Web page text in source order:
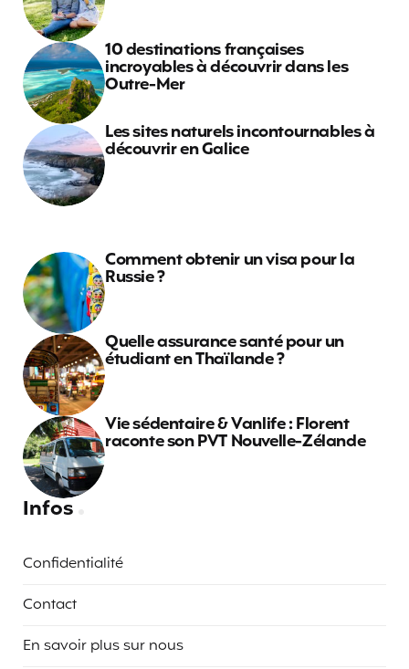
10 destinations françaises
incroyables à découvrir dans les
Outre-Mer
Les sites naturels incontournables à
découvrir en Galice
Comment obtenir un visa pour la
Russie ?
Quelle assurance santé pour un
étudiant en Thaïlande ?
Vie sédentaire & Vanlife : Florent
raconte son PVT Nouvelle-Zélande
Infos
Confidentialité
Contact
En savoir plus sur nous